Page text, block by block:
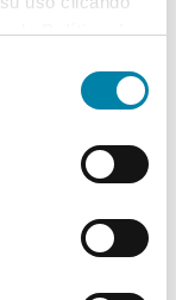
laPolítica de